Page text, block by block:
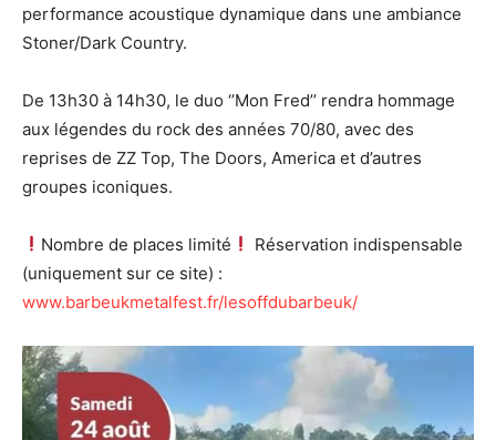
performance acoustique dynamique dans une ambiance
Stoner/Dark Country.
De 13h30 à 14h30, le duo ‘’Mon Fred’’ rendra hommage
aux légendes du rock des années 70/80, avec des
reprises de ZZ Top, The Doors, America et d’autres
groupes iconiques.
Nombre de places limité
Réservation indispensable
(uniquement sur ce site) :
www.barbeukmetalfest.fr/lesoffdubarbeuk/